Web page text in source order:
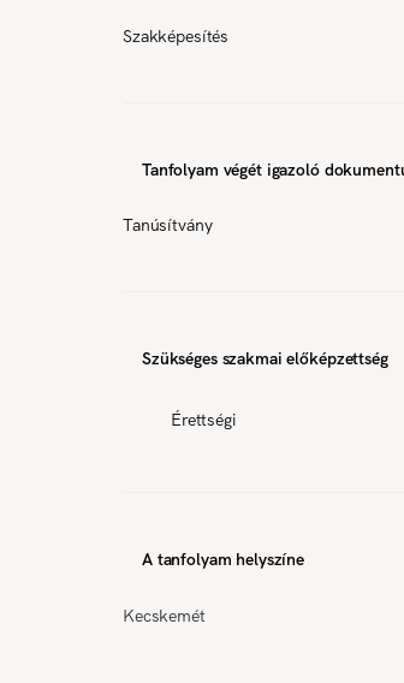
Szakképesítés
Tanfolyam végét igazoló
Tanúsítvány
Szükséges szakmai előképzettség
Érettségi
A tanfolyam helyszíne
Kecskemét